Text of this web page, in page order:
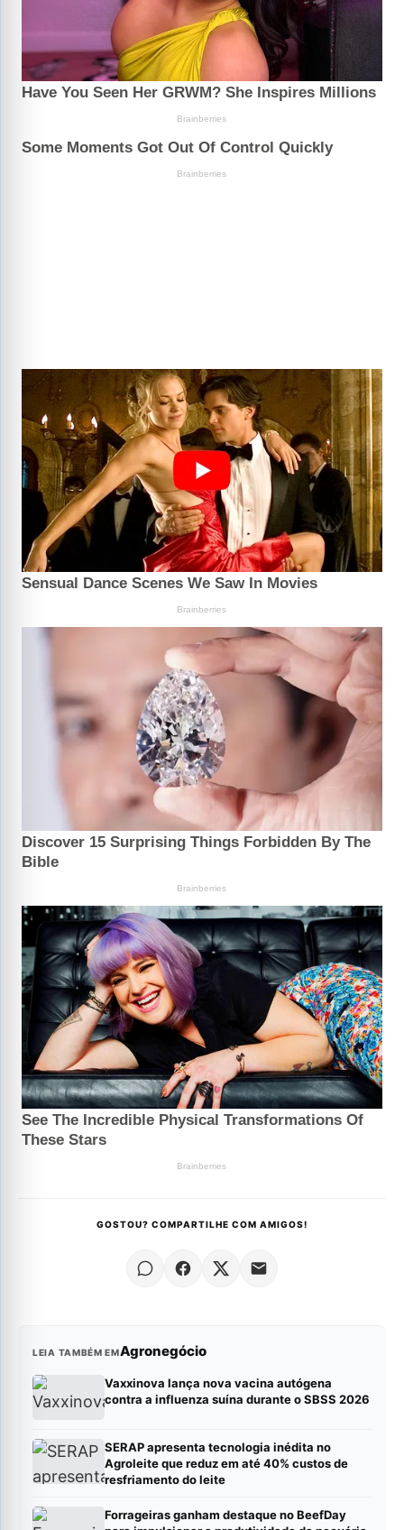
GOSTOU? COMPARTILHE COM AMIGOS!
LEIA TAMBÉM EMAgronegócio
Vaxxinova lança nova vacina autógena
contra a influenza suína durante o SBSS 2026
SERAP apresenta tecnologia inédita no
Agroleite que reduz em até 40% custos de
resfriamento do leite
Forrageiras ganham destaque no BeefDay